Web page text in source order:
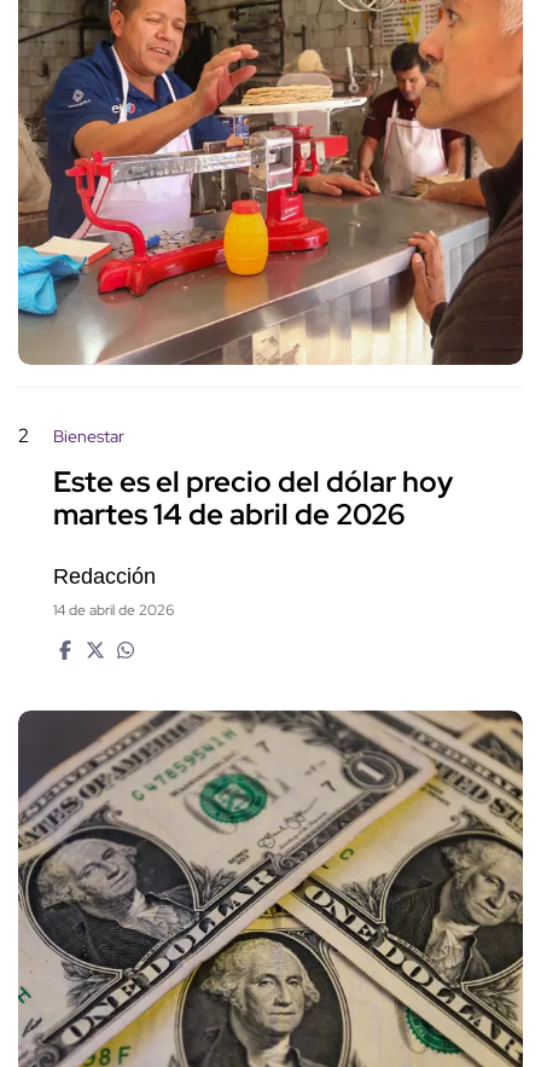
2 Bienestar
Este es el precio del dólar hoy
martes 14 de abril de 2026
Redacción
14 de abril de 2026